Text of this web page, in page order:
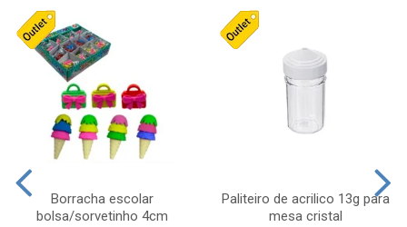
Borracha escolar
bolsa/sorvetinho 4cm
Paliteiro de acrilico 13g para
mesa cristal